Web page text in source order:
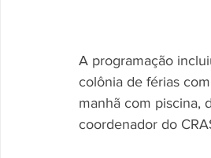
A programação
colônia de férias
manhã com piscina,
coordenador do